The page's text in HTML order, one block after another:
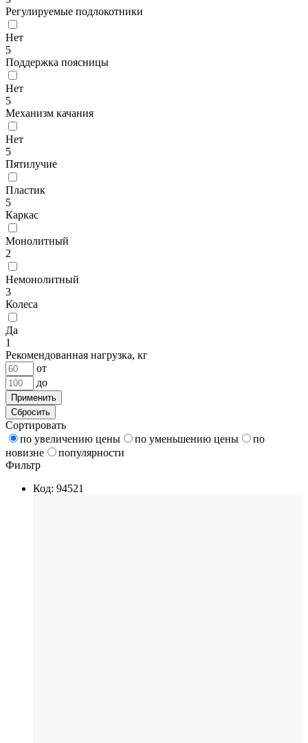
Регулируемые подлокотники
Нет
5
Поддержка поясницы
Нет
5
Механизм качания
Нет
5
Пятилучие
Пластик
5
Каркас
Монолитный
2
Немонолитный
3
Колеса
Да
1
Рекомендованная нагрузка, кг
от
до
Применить
Сбросить
Сортировать
по увеличению цены
по уменьшению цены
по
новизне
популярности
Фильтр
Код: 94521